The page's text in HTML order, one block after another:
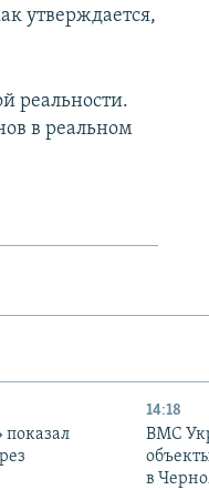
утверждается,
реальности.
в реальном
показал
14:18
ВМС
в